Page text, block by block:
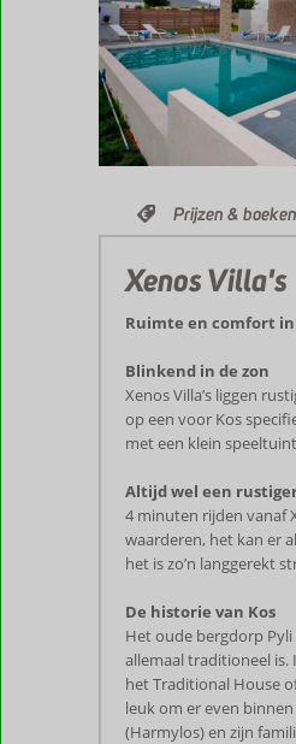
Prijzen & boeken
Xenos Villa's
Ruimte en comfort in
Blinkend in de zon
Xenos Villa’s liggen
op een voor Kos
met een klein
Altijd wel een
4 minuten rijden vanaf
waarderen, het kan er
het is zo’n langgerekt
De historie van Kos
Het oude bergdorp Pyli
allemaal traditioneel
het Traditional House
leuk om er even
(Harmylos) en zijn